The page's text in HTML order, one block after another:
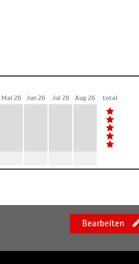
Mai 26 Jun 26 Jul 26 Aug 26 total
Bearbeiten